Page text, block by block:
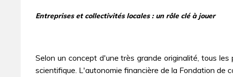
Entreprises et collectivités locales : un rôle clé à jouer
Selon un concept d'une très grande originalité, tous
scientifique. L'autonomie financière de la Fondation de